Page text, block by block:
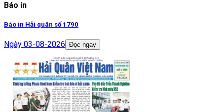
Báo in
Báo in Hải quân số 1790
Ngày 03-08-2026 Đọc ngay